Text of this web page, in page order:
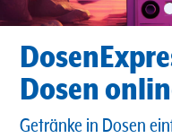
Dosen
Getränke in Dosen